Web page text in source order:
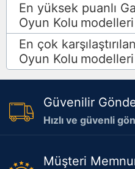
En yüksek puanlı
Oyun Kolu
En çok
Oyun Kolu
Güvenilir
Hızlı ve güvenli
Müşteri